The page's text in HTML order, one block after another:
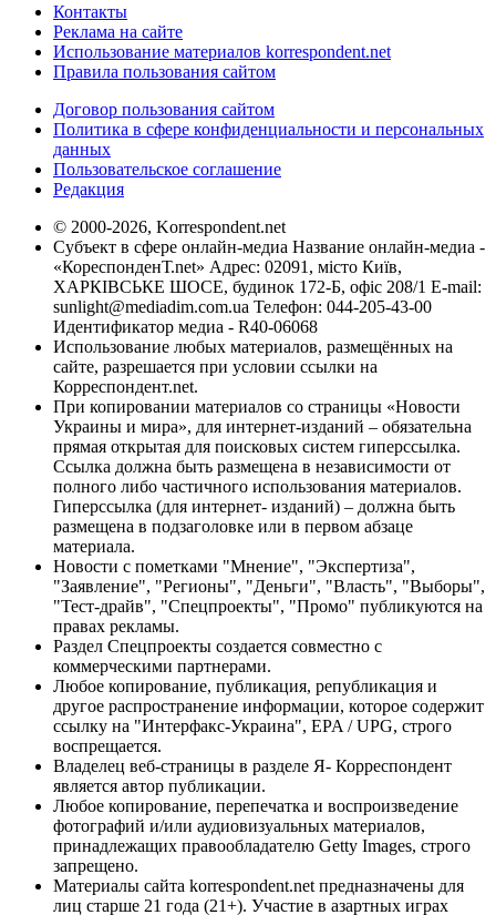
Контакты
Реклама на сайте
Использование материалов korrespondent.net
Правила пользования сайтом
Договор пользования сайтом
Политика в сфере конфиденциальности и персональных
данных
Пользовательское соглашение
Редакция
© 2000-2026, Korrespondent.net
Субъект в сфере онлайн-медиа Название онлайн-медиа -
«КореспонденТ.net» Адрес: 02091, місто Київ,
ХАРКІВСЬКЕ ШОСЕ, будинок 172-Б, офіс 208/1 E-mail:
sunlight@mediadim.com.ua Телефон: 044-205-43-00
Идентификатор медиа - R40-06068
Использование любых материалов, размещённых на
сайте, разрешается при условии ссылки на
Корреспондент.net.
При копировании материалов со страницы «Новости
Украины и мира», для интернет-изданий – обязательна
прямая открытая для поисковых систем гиперссылка.
Ссылка должна быть размещена в независимости от
полного либо частичного использования материалов.
Гиперссылка (для интернет- изданий) – должна быть
размещена в подзаголовке или в первом абзаце
материала.
Новости с пометками "Мнение", "Экспертиза",
"Заявление", "Регионы", "Деньги", "Власть", "Выборы",
"Тест-драйв", "Спецпроекты", "Промо" публикуются на
правах рекламы.
Раздел Спецпроекты создается совместно с
коммерческими партнерами.
Любое копирование, публикация, републикация и
другое распространение информации, которое содержит
ссылку на "Интерфакс-Украина", EPA / UPG, строго
воспрещается.
Владелец веб-страницы в разделе Я- Корреспондент
является автор публикации.
Любое копирование, перепечатка и воспроизведение
фотографий и/или аудиовизуальных материалов,
принадлежащих правообладателю Getty Images, строго
запрещено.
Материалы сайта korrespondent.net предназначены для
лиц старше 21 года (21+). Участие в азартных играх